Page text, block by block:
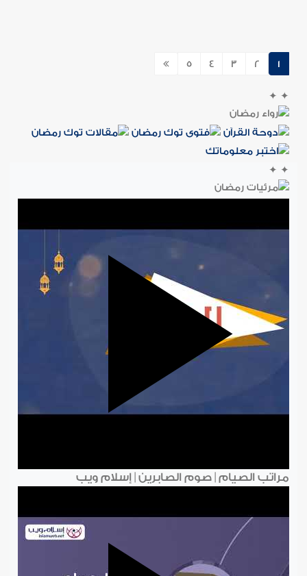
1
2
3
4
5
✦
✦
✦
✦
مراتب الصيام | صوم الصابرين | إسلام ويب